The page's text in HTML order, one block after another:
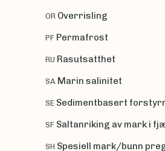
OR Overrisling
PF Permafrost
RU Rasutsatthet
SA Marin salinitet
SE Sedimentbasert
SF Saltanriking av mark i
SH Spesiell mark/bunn